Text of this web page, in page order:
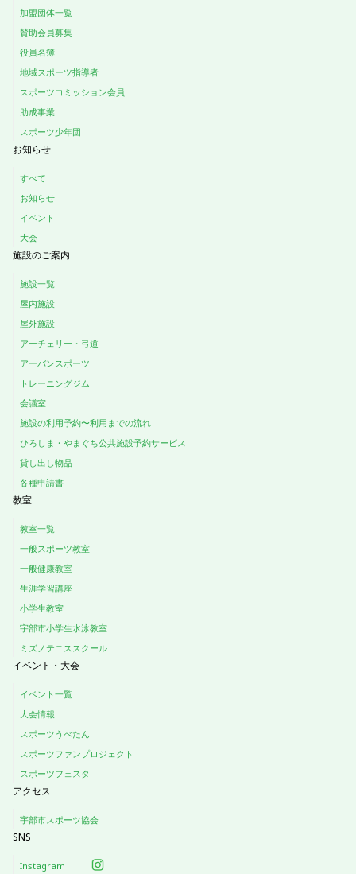
加盟団体一覧
賛助会員募集
役員名簿
地域スポーツ指導者
スポーツコミッション会員
助成事業
スポーツ少年団
お知らせ
すべて
お知らせ
イベント
大会
施設のご案内
施設一覧
屋内施設
屋外施設
アーチェリー・弓道
アーバンスポーツ
トレーニングジム
会議室
施設の利用予約〜利用までの流れ
ひろしま・やまぐち公共施設予約サービス
貸し出し物品
各種申請書
教室
教室一覧
一般スポーツ教室
一般健康教室
生涯学習講座
小学生教室
宇部市小学生水泳教室
ミズノテニススクール
イベント・大会
イベント一覧
大会情報
スポーツうべたん
スポーツファンプロジェクト
スポーツフェスタ
アクセス
宇部市スポーツ協会
SNS
Instagram